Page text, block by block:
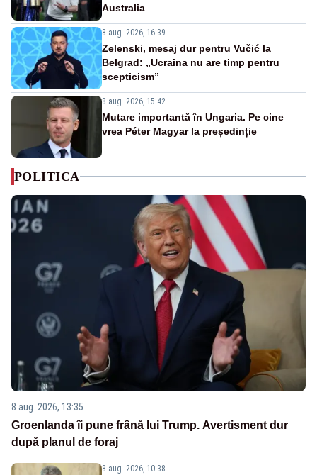
Australia
8 aug. 2026, 16:39
Zelenski, mesaj dur pentru Vučić la
Belgrad: „Ucraina nu are timp pentru
scepticism”
8 aug. 2026, 15:42
Mutare importantă în Ungaria. Pe cine
vrea Péter Magyar la președinție
POLITICA
8 aug. 2026, 13:35
Groenlanda îi pune frână lui Trump. Avertisment dur
după planul de foraj
8 aug. 2026, 10:38